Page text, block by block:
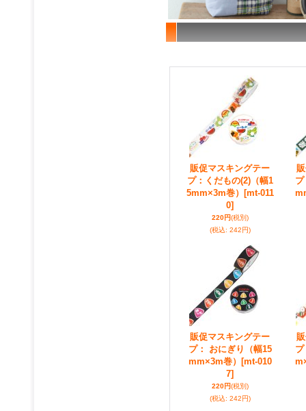
販促マスキングテー
プ：くだもの(2)（幅1
5mm×3m巻）
[mt-011
0]
220円(税別)
(税込: 242円)
販促マスキングテー
プ： おにぎり（幅15
mm×3m巻）
[mt-010
7]
220円(税別)
(税込: 242円)